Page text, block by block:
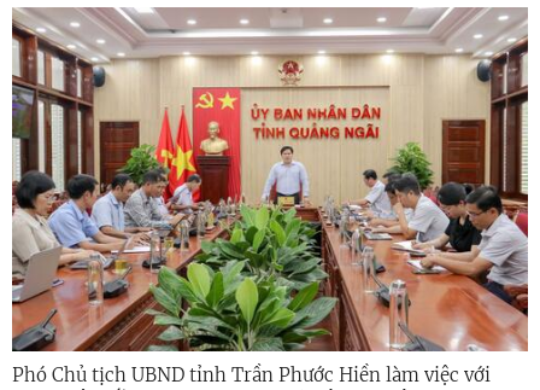
Phó Chủ tịch UBND tỉnh Trần Phước Hiền làm việc với